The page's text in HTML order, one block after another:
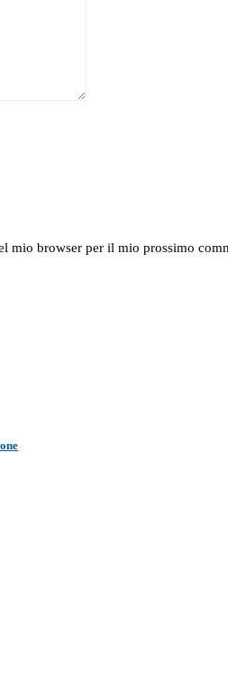
mio browser per il mio prossimo